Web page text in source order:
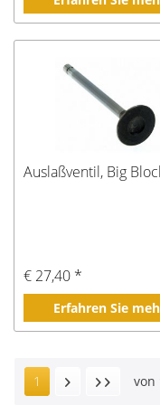
Auslaßventil, Big
€ 27,40 *
Erfahren Sie
1 von